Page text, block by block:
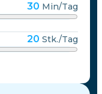
30 Min/Tag
20 Stk./Tag